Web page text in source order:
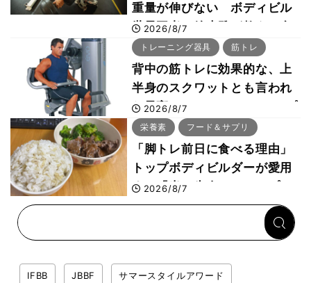
重量が伸びない ボディビル
世界王者・鈴木雅が教える食
事・睡眠・呼吸の整え方
2026/8/7
トレーニング器具 筋トレ
背中の筋トレに効果的な、上
半身のスクワットとも言われ
た最高マシン“ノーチラス・プ
ルオーバーマシン”とは？
2026/8/7
栄養素 フード＆サプリ
「脚トレ前日に食べる理由」
トップボディビルダーが愛用
する「米＋牛肉」のシンプル
回復メシとは？
2026/8/7
IFBB JBBF サマースタイルアワード